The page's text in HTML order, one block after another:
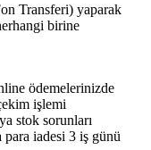
Transferi) yaparak
birine
ödemelerinizde
işlemi
stok sorunları
para iadesi 3 iş günü